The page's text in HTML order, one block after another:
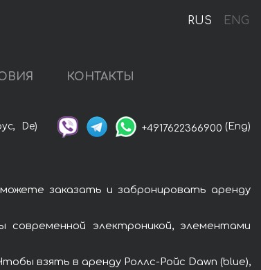
RUS ENG
КОНТАКТЫ
De) +4917622366900 (Eng)
заказать и забронировать аренду
современной электроникой, элементами
взять в аренду Роллс-Ройс Dawn (blue),